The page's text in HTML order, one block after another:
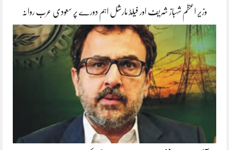
وزیر اعظم شہباز شریف اور فیلڈ مارشل اہم دورے پر سعودی عرب روانہ